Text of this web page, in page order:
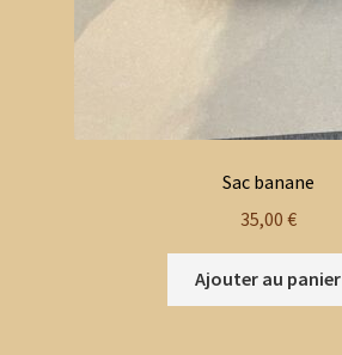
Sac banane
35,00 €
Ajouter au panier